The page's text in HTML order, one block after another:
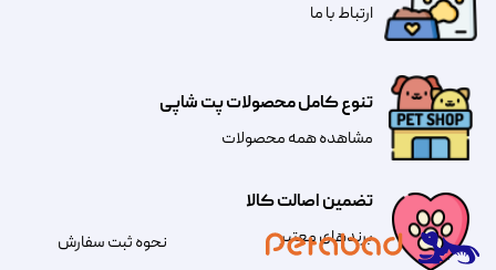
تضمین اصالت کالا
​​برندهای معتبر​​​​​​​
تنوع کامل محصولات پت شاپی
مشاهده همه محصولات
​​​ارتباط با ما
نحوه ثبت سفارش